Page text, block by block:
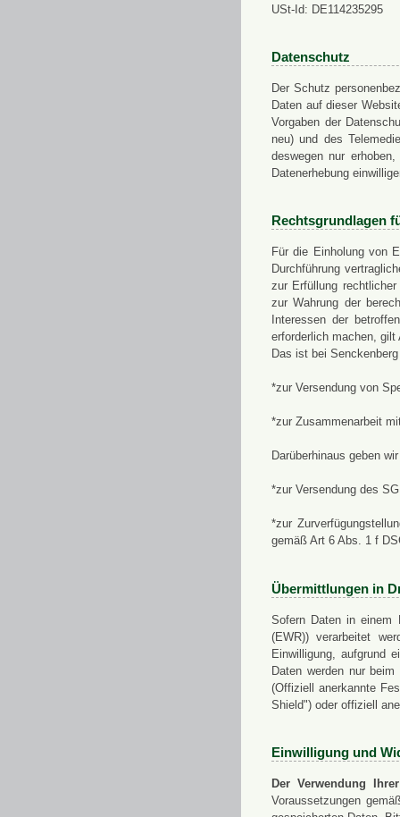
USt-Id: DE114235295
Datenschutz
Der Schutz
Daten auf dieser
Vorgaben der
neu) und des
deswegen nur
Datenerhebung
Rechtsgrundlagen
Für die Einholung von
Durchführung
zur Erfüllung
zur Wahrung der
Interessen der
erforderlich machen,
Das ist bei
*zur Versendung von
*zur Zusammenarbeit
Darüberhinaus geben
*zur Versendung des
*zur
gemäß Art 6 Abs. 1 f
Übermittlungen in
Sofern Daten in einem
(EWR)) verarbeitet
Einwilligung, aufgrund
Daten werden nur
(Offiziell anerkannte
Shield") oder offiziell
Einwilligung und
Der Verwendung
Voraussetzungen